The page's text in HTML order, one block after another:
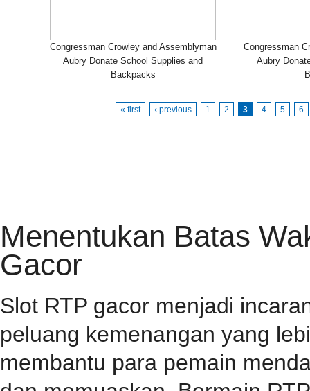
Congressman Crowley and Assemblyman
Aubry Donate School Supplies and
Backpacks
Congressman
Aubry
« first ‹ previous 1 2 3 4 5 6
Menentukan Batas
Gacor
Slot RTP gacor menjadi
peluang kemenangan yang
membantu para pemain